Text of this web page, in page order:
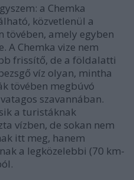
a Chemka
közvetlenül a
tövében, amely egyben
A Chemka vize nem
frissítő, de a földalatti
víz olyan, mintha
tövében megbúvó
szavannában.
a turistáknak
vízben, de sokan nem
itt meg, hanem
a legközelebbi (70 km-